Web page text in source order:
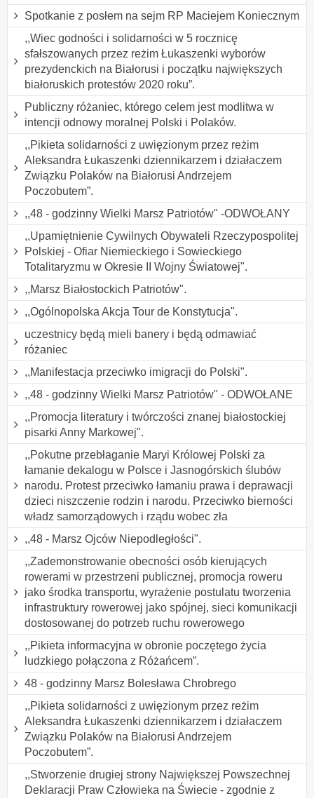
Spotkanie z posłem na sejm RP Maciejem Koniecznym
,,Wiec godności i solidarności w 5 rocznicę
sfałszowanych przez reżim Łukaszenki wyborów
prezydenckich na Białorusi i początku największych
białoruskich protestów 2020 roku”.
Publiczny różaniec, którego celem jest modlitwa w
intencji odnowy moralnej Polski i Polaków.
,,Pikieta solidarności z uwięzionym przez reżim
Aleksandra Łukaszenki dziennikarzem i działaczem
Związku Polaków na Białorusi Andrzejem
Poczobutem”.
,,48 - godzinny Wielki Marsz Patriotów" -ODWOŁANY
,,Upamiętnienie Cywilnych Obywateli Rzeczypospolitej
Polskiej - Ofiar Niemieckiego i Sowieckiego
Totalitaryzmu w Okresie II Wojny Światowej".
,,Marsz Białostockich Patriotów".
,,Ogólnopolska Akcja Tour de Konstytucja".
uczestnicy będą mieli banery i będą odmawiać
różaniec
,,Manifestacja przeciwko imigracji do Polski".
,,48 - godzinny Wielki Marsz Patriotów" - ODWOŁANE
,,Promocja literatury i twórczości znanej białostockiej
pisarki Anny Markowej".
,,Pokutne przebłaganie Maryi Królowej Polski za
łamanie dekalogu w Polsce i Jasnogórskich ślubów
narodu. Protest przeciwko łamaniu prawa i deprawacji
dzieci niszczenie rodzin i narodu. Przeciwko bierności
władz samorządowych i rządu wobec zła
,,48 - Marsz Ojców Niepodległości".
,,Zademonstrowanie obecności osób kierujących
rowerami w przestrzeni publicznej, promocja roweru
jako środka transportu, wyrażenie postulatu tworzenia
infrastruktury rowerowej jako spójnej, sieci komunikacji
dostosowanej do potrzeb ruchu rowerowego
,,Pikieta informacyjna w obronie poczętego życia
ludzkiego połączona z Różańcem”.
48 - godzinny Marsz Bolesława Chrobrego
,,Pikieta solidarności z uwięzionym przez reżim
Aleksandra Łukaszenki dziennikarzem i działaczem
Związku Polaków na Białorusi Andrzejem
Poczobutem”.
,,Stworzenie drugiej strony Największej Powszechnej
Deklaracji Praw Człowieka na Świecie - zgodnie z